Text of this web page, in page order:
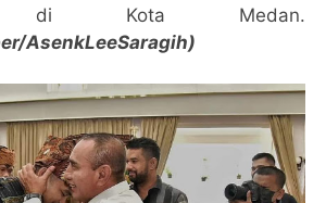
di Kota Medan.
AsenkLeeSaragih)